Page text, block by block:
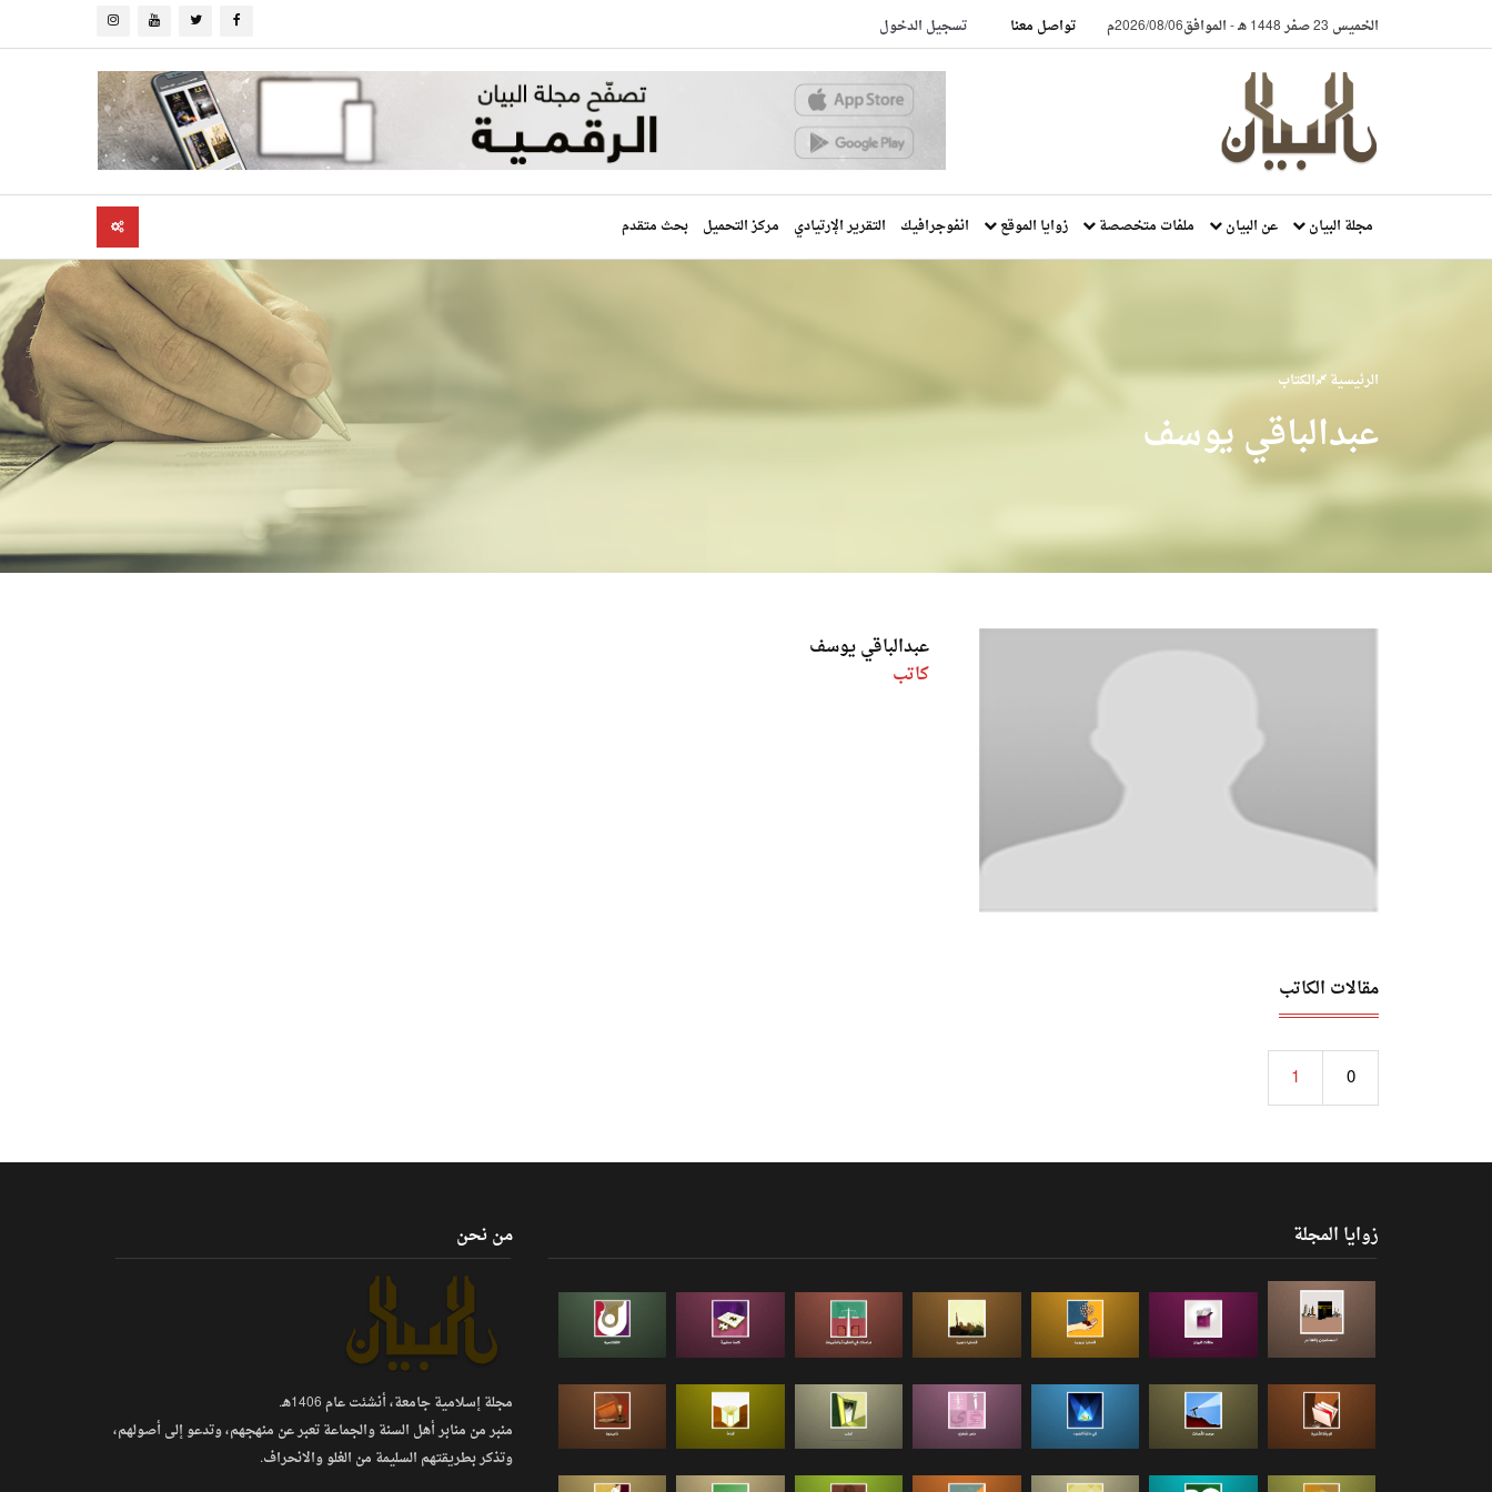
الخميس 23 صفر 1448 هـ -الموافق2026/08/06م تواصل معنا تسجيل الدخول
مجلة البيان عن البيان ملفات متخصصة زوايا الموقع انفوجرافيك التقرير الإرتيادي مركز التحميل بحث متقدم
الرئيسية الكتاب
عبدالباقي يوسف
عبدالباقي يوسف
كاتب
مقالات الكاتب
0
1
زوايا المجلة من نحن
مجلة إسلامية جامعة، أنشئت عام 1406هـ.
منبر من منابر أهل السنة والجماعة تعبر عن منهجهم، وتدعو إلى أصولهم،
وتذكر بطريقتهم السليمة من الغلو والانحراف.